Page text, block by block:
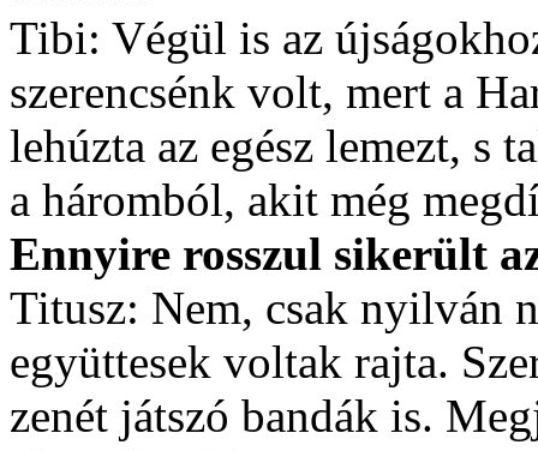
Tibi: Végül is az
szerencsénk volt, mert a
lehúzta az egész lemezt, s
a háromból, akit még
Ennyire rosszul sikerült
Titusz: Nem, csak nyilván
együttesek voltak rajta.
zenét játszó bandák is.